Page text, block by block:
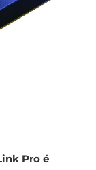
Pro é